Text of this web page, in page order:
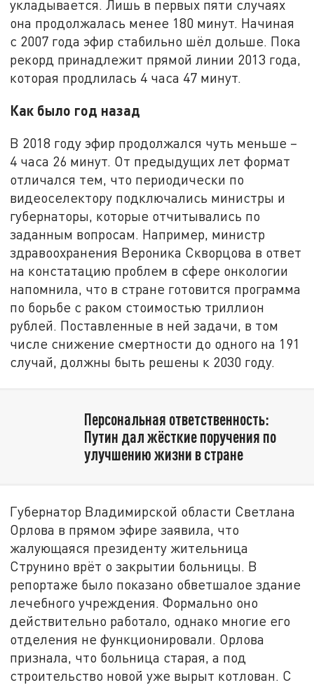
укладывается. Лишь в первых пяти случаях
она продолжалась менее 180 минут. Начиная
с 2007 года эфир стабильно шёл дольше. Пока
рекорд принадлежит прямой линии 2013 года,
которая продлилась 4 часа 47 минут.
Как было год назад
В 2018 году эфир продолжался чуть меньше –
4 часа 26 минут. От предыдущих лет формат
отличался тем, что периодически по
видеоселектору подключались министры и
губернаторы, которые отчитывались по
заданным вопросам. Например, министр
здравоохранения Вероника Скворцова в ответ
на констатацию проблем в сфере онкологии
напомнила, что в стране готовится программа
по борьбе с раком стоимостью триллион
рублей. Поставленные в ней задачи, в том
числе снижение смертности до одного на 191
случай, должны быть решены к 2030 году.
Персональная ответственность:
Путин дал жёсткие поручения по
улучшению жизни в стране
Губернатор Владимирской области Светлана
Орлова в прямом эфире заявила, что
жалующаяся президенту жительница
Струнино врёт о закрытии больницы. В
репортаже было показано обветшалое здание
лечебного учреждения. Формально оно
действительно работало, однако многие его
отделения не функционировали. Орлова
признала, что больница старая, а под
строительство новой уже вырыт котлован. С